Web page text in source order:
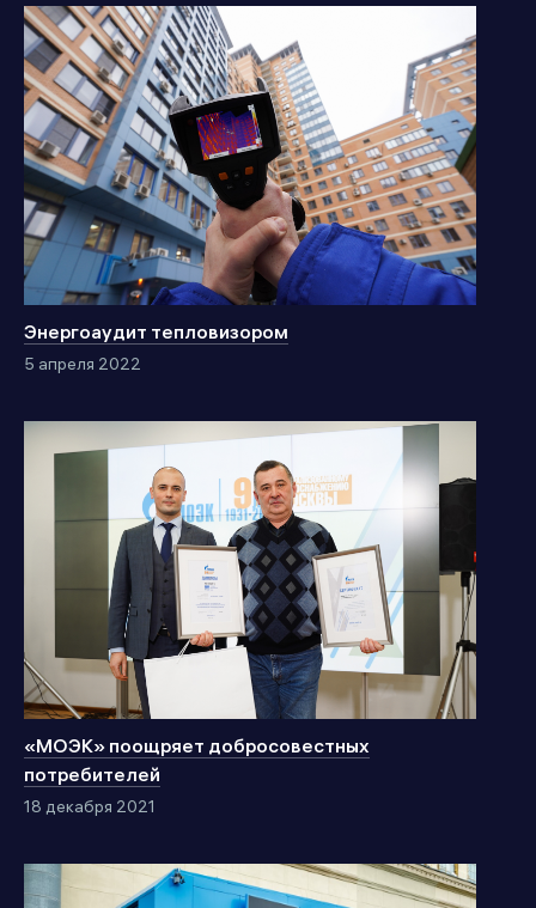
Энергоаудит тепловизором
5 апреля 2022
«МОЭК» поощряет добросовестных
потребителей
18 декабря 2021